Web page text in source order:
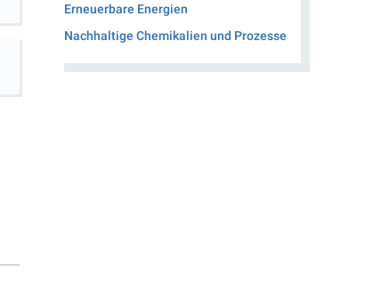
Erneuerbare Energien
Nachhaltige Chemikalien und Prozesse